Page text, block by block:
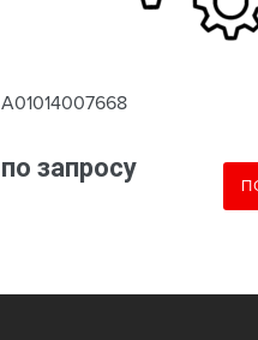
A01014007668
по запросу